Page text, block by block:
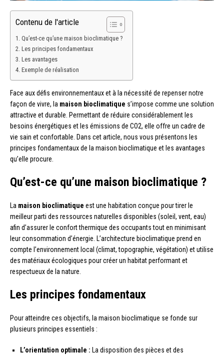
Contenu de l'article
Qu’est-ce qu’une maison bioclimatique ?
Les principes fondamentaux
Les avantages
Exemple de réalisation
Face aux défis environnementaux et à la nécessité de repenser notre
façon de vivre, la maison bioclimatique s’impose comme une solution
attractive et durable. Permettant de réduire considérablement les
besoins énergétiques et les émissions de CO2, elle offre un cadre de
vie sain et confortable. Dans cet article, nous vous présentons les
principes fondamentaux de la maison bioclimatique et les avantages
qu’elle procure.
Qu’est-ce qu’une maison bioclimatique ?
La maison bioclimatique est une habitation conçue pour tirer le
meilleur parti des ressources naturelles disponibles (soleil, vent, eau)
afin d’assurer le confort thermique des occupants tout en minimisant
leur consommation d’énergie. L’architecture bioclimatique prend en
compte l’environnement local (climat, topographie, végétation) et utilise
des matériaux écologiques pour créer un habitat performant et
respectueux de la nature.
Les principes fondamentaux
Pour atteindre ces objectifs, la maison bioclimatique se fonde sur
plusieurs principes essentiels :
L’orientation optimale : La disposition des pièces et des